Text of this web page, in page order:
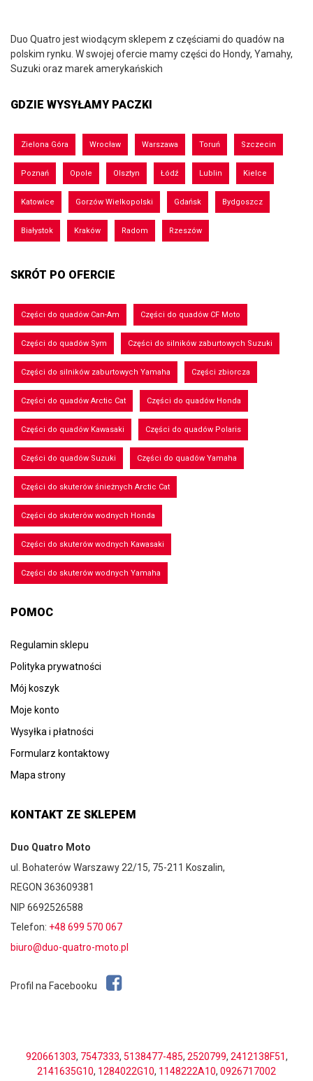
Duo Quatro jest wiodącym sklepem z częściami do quadów na
polskim rynku. W swojej ofercie mamy części do Hondy, Yamahy,
Suzuki oraz marek amerykańskich
GDZIE WYSYŁAMY PACZKI
Zielona Góra Wrocław Warszawa Toruń Szczecin
Poznań Opole Olsztyn Łódź Lublin Kielce
Katowice Gorzów Wielkopolski Gdańsk Bydgoszcz
Białystok Kraków Radom Rzeszów
SKRÓT PO OFERCIE
Części do quadów Can-Am Części do quadów CF Moto
Części do quadów Sym Części do silników zaburtowych Suzuki
Części do silników zaburtowych Yamaha Części zbiorcza
Części do quadów Arctic Cat Części do quadów Honda
Części do quadów Kawasaki Części do quadów Polaris
Części do quadów Suzuki Części do quadów Yamaha
Części do skuterów śnieżnych Arctic Cat
Części do skuterów wodnych Honda
Części do skuterów wodnych Kawasaki
Części do skuterów wodnych Yamaha
POMOC
Regulamin sklepu
Polityka prywatności
Mój koszyk
Moje konto
Wysyłka i płatności
Formularz kontaktowy
Mapa strony
KONTAKT ZE SKLEPEM
Duo Quatro Moto
ul. Bohaterów Warszawy 22/15, 75-211 Koszalin,
REGON 363609381
NIP 6692526588
Telefon: +48 699 570 067
biuro@duo-quatro-moto.pl
Profil na Facebooku
920661303, 7547333, 5138477-485, 2520799, 2412138F51,
2141635G10, 1284022G10, 1148222A10, 0926717002